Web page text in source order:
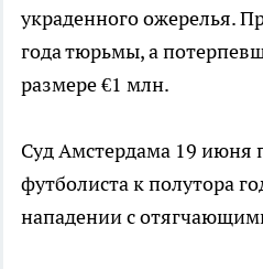
украденного ожерелья.
года тюрьмы, а
размере €1 млн.
Суд Амстердама 19 июня
футболиста к полутора
нападении с